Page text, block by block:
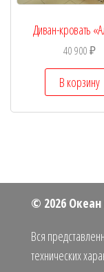
Диван-кровать
40 900₽
В корзину
© 2026
Вся
технических